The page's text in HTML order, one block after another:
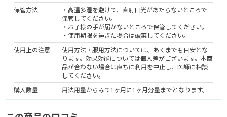
保管方法
・高温多湿を避けて、直射日光があたらないところで
保管してください。
・お子様の手が届かないところで保管してください。
・使用期限を過ぎた場合は破棄してください。
使用上の注意
使用方法・服用方法については、あくまでも目安とな
ります。効果効能については個人差がございます。本商
品が合わない場合は直ちに利用を中止し、医師に相談
してください。
購入数量
用法用量からみて1ヶ月に1ヶ月分量までとなります。